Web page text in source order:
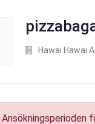
Hawai Hawai
Ansökningsperioden